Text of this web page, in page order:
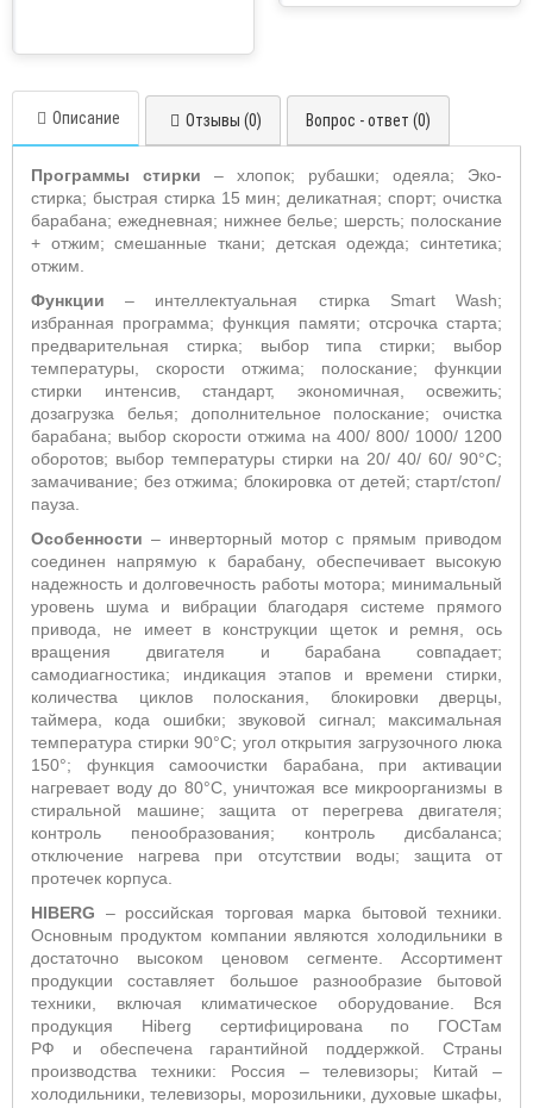
Описание Отзывы (0) Вопрос - ответ (0)
Программы стирки – хлопок; рубашки; одеяла; Эко-
стирка; быстрая стирка 15 мин; деликатная; спорт; очистка
барабана; ежедневная; нижнее белье; шерсть; полоскание
+ отжим; смешанные ткани; детская одежда; синтетика;
отжим.
Функции– интеллектуальная стирка Smart Wash;
избранная программа; функция памяти; отсрочка старта;
предварительная стирка; выбор типа стирки; выбор
температуры, скорости отжима; полоскание; функции
стирки интенсив, стандарт, экономичная, освежить;
дозагрузка белья; дополнительное полоскание; очистка
барабана; выбор скорости отжима на 400/ 800/ 1000/ 1200
оборотов; выбор температуры стирки на 20/ 40/ 60/ 90°С;
замачивание; без отжима; блокировка от детей; старт/стоп/
пауза.
Особенности – инверторный мотор с прямым приводом
соединен напрямую к барабану, обеспечивает высокую
надежность и долговечность работы мотора; минимальный
уровень шума и вибрации благодаря системе прямого
привода, не имеет в конструкции щеток и ремня, ось
вращения двигателя и барабана совпадает;
самодиагностика; индикация этапов и времени стирки,
количества циклов полоскания, блокировки дверцы,
таймера, кода ошибки; звуковой сигнал; максимальная
температура стирки 90°С; угол открытия загрузочного люка
150°; функция самоочистки барабана, при активации
нагревает воду до 80°С, уничтожая все микроорганизмы в
стиральной машине; защита от перегрева двигателя;
контроль пенообразования; контроль дисбаланса;
отключение нагрева при отсутствии воды; защита от
протечек корпуса.
HIBERG – российская торговая марка бытовой техники.
Основным продуктом компании являются холодильники в
достаточно высоком ценовом сегменте. Ассортимент
продукции составляет большое разнообразие бытовой
техники, включая климатическое оборудование. Вся
продукция Hiberg сертифицирована по ГОСТам
РФ и обеспечена гарантийной поддержкой. Страны
производства техники: Россия – телевизоры; Китай –
холодильники, телевизоры, морозильники, духовые шкафы,